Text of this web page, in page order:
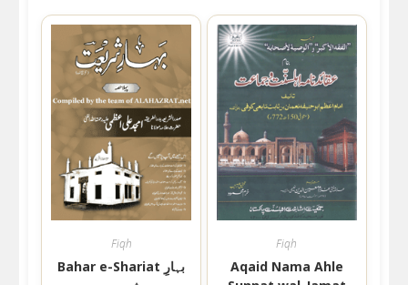
Fiqh
Bahar e-Shariat بہارِ
Fiqh
Aqaid Nama Ahle